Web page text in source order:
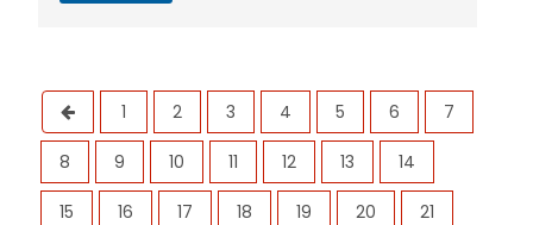
1 2 3 4 5 6 7
8 9 10 11 12 13 14
15 16 17 18 19 20 21